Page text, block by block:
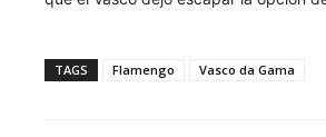
TAGS Flamengo Vasco da Gama